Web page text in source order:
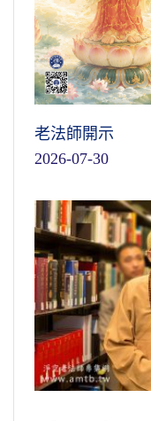
老法師開示
2026-07-30